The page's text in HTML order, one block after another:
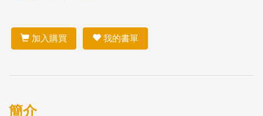
加入購買 我的書單
簡介